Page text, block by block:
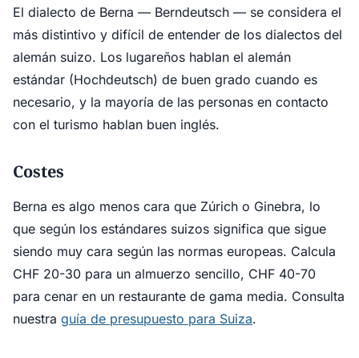
El dialecto de Berna — Berndeutsch — se considera el
más distintivo y difícil de entender de los dialectos del
alemán suizo. Los lugareños hablan el alemán
estándar (Hochdeutsch) de buen grado cuando es
necesario, y la mayoría de las personas en contacto
con el turismo hablan buen inglés.
Costes
Berna es algo menos cara que Zúrich o Ginebra, lo
que según los estándares suizos significa que sigue
siendo muy cara según las normas europeas. Calcula
CHF 20-30 para un almuerzo sencillo, CHF 40-70
para cenar en un restaurante de gama media. Consulta
nuestra guía de presupuesto para Suiza.